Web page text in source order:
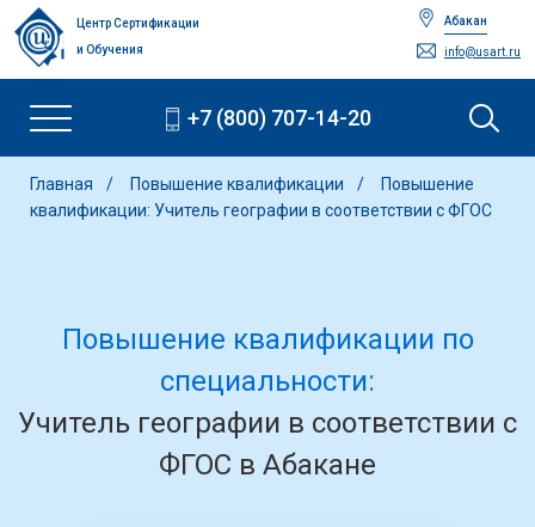
Центр Сертификации
и Обучения
Абакан
info@usart.ru
+7 (800) 707-14-20
Главная Повышение квалификации
Повышение
квалификации: Учитель географии в соответствии с ФГОС
Повышение квалификации по
специальности:
Учитель географии в соответствии с
ФГОС в Абакане